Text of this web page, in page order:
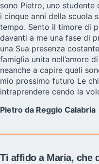
sono Pietro, uno studente
i cinque anni della scuola
tempo. Sento il timore di
davanti a me una fase di
una Sua presenza
famiglia unita nell’amore
neanche a capire quali
mio prossimo futuro Le
intraprendere cendo la
Pietro da Reggio Calabria
Ti affido a Maria, che